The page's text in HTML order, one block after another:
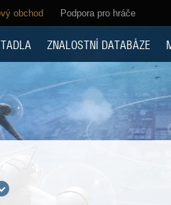
obchod Podpora pro hráče
ZNALOSTNÍ DATABÁZE